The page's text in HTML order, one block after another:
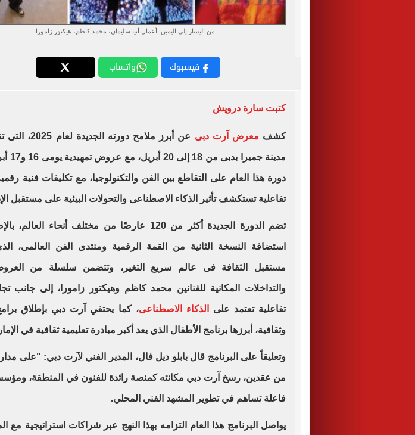
من اليسار إلى اليمين: أعمال أنيا سليمان، محمد كاظم، هيكتور زامورا
فيسبوك واتساب
كتبت سارة درويش
كشف معرض آرت دبى عن أبرز ملامح دورته
مدينة
دورة هذا العام على التقاطع بين الفن والتكنولوجيا، مع تكليفات فنية
تفاعلية تستكشف تأثير الذكاء الاصطناعى والتحولات البيئية على مستقبل
تضم الدورة الجديدة أكثر من 120 عارضًا من مختلف أنحاء
استضافة النسخة الثانية من القمة الرقمية ومنتدى الفن العالمى،
مستقبل الثقافة فى عالم سريع التغير، وتتضمن سلسلة من
والتداخلات المكانية للفنانين محمد كاظم وهيكتور زامورا، إلى جانب
تفاعلية تعتمد على الذكاء الاصطناعى، كما يحتفي آرت دبي بإطلاق
وثقافية، أبرزها برنامج الأطفال الذي يعد أكبر مبادرة تعليمية ثقافية في
وتعليقاً على البرنامج قال بابلو ديل فال، المدير الفني لآرت دبي: "على
من عقدين، رسخ آرت دبي مكانته كمنصة رائدة للفنون في المنطقة،
فاعلة تساهم في تطوير المشهد الفني المحلي.
يواصل البرنامج هذا العام التزامه بهذا النهج عبر شراكات استراتيجية مع